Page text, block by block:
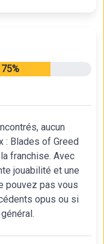
75%
aucun
: Blades of Greed
franchise. Avec
jouabilité et une
pouvez pas vous
opus ou si